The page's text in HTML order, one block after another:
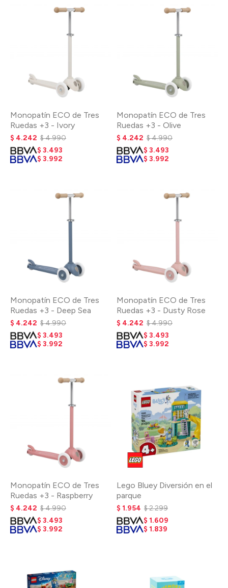
Monopatín ECO de Tres
Ruedas +3 - Ivory
$ 4.242 $4.990
$ 3.493
$ 3.992
Monopatín ECO de Tres
Ruedas +3 - Olive
$ 4.242 $4.990
$ 3.493
$ 3.992
Monopatín ECO de Tres
Ruedas +3 - Deep Sea
$ 4.242 $4.990
$ 3.493
$ 3.992
Monopatín ECO de Tres
Ruedas +3 - Dusty Rose
$ 4.242 $4.990
$ 3.493
$ 3.992
Monopatín ECO de Tres
Ruedas +3 - Raspberry
$ 4.242 $4.990
$ 3.493
$ 3.992
Lego Bluey Diversión en el
parque
$ 1.954 $2.299
$ 1.609
$ 1.839